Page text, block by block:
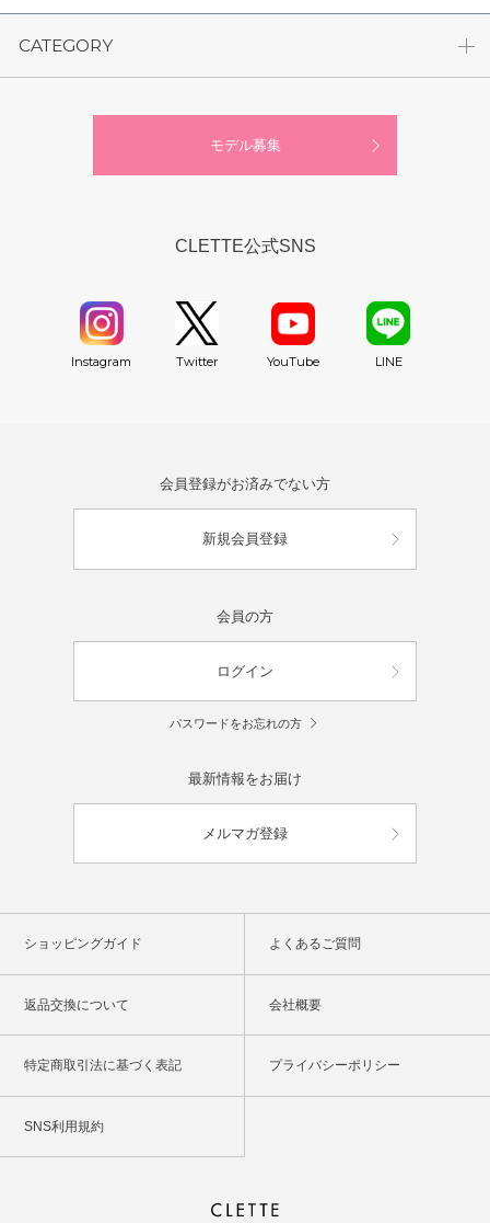
CATEGORY
モデル募集
CLETTE公式SNS
Instagram Twitter YouTube LINE
会員登録がお済みでない方
新規会員登録
会員の方
ログイン
パスワードをお忘れの方
最新情報をお届け
メルマガ登録
ショッピングガイド よくあるご質問
返品交換について 会社概要
特定商取引法に基づく表記 プライバシーポリシー
SNS利用規約